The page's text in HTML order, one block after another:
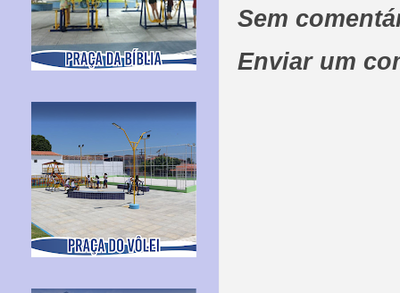
Sem
Enviar um